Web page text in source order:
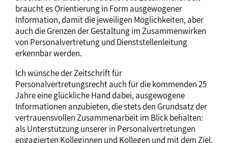
braucht es Orientierung in Form ausgewogener
Information, damit die jeweiligen Möglichkeiten, aber
auch die Grenzen der Gestaltung im Zusammenwirken
von Personalvertretung und Dienststellenleitung
erkennbar werden.
Ich wünsche der Zeitschrift für
Personalvertretungsrecht auch für die kommenden 25
Jahre eine glückliche Hand dabei, ausgewogene
Informationen anzubieten, die stets den Grundsatz der
vertrauensvollen Zusammenarbeit im Blick behalten:
als Unterstützung unserer in Personalvertretungen
engagierten Kolleginnen und Kollegen und mit dem Ziel,